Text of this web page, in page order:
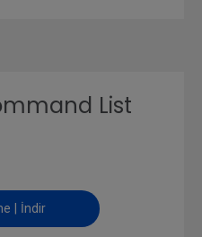
List
| İndir